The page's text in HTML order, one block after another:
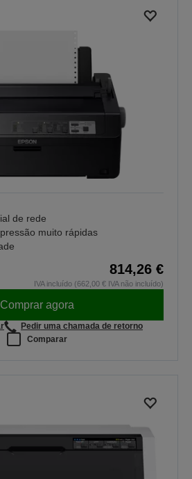
de rede
muito rápidas
814,26 €
IVA incluído (662,00 € IVA não incluído)
Comprar agora
Pedir uma chamada de retorno
Comparar